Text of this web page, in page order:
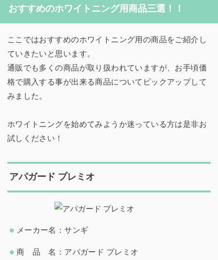
おすすめのホワイトニング用商品三選！！
ここではおすすめのホワイトニング用の商品をご紹介し
ていきたいと思います。
通販でも多くの商品が取り扱われていますが、お手頃価
格で購入する事が出来る商品についてピックアップして
みました。
ホワイトニングを始めてみようか迷っている方は是非お
試しください！
アパガード プレミオ
メーカー名：サンギ
商 品 名：アパガード プレミオ